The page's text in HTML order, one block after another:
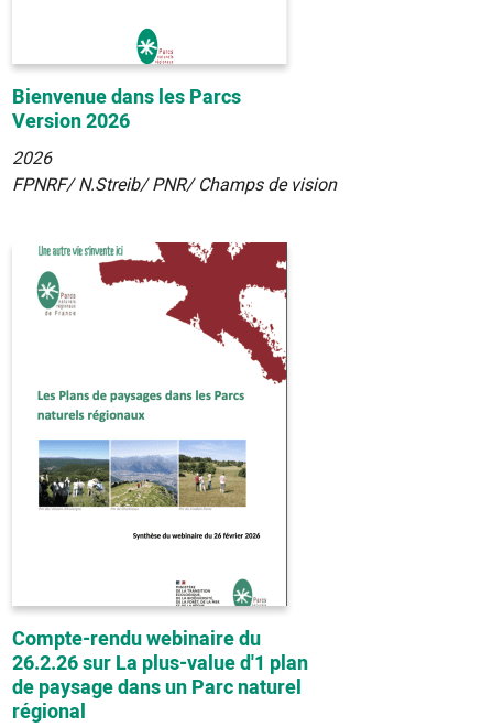
Bienvenue dans les Parcs
Version 2026
2026
FPNRF/ N.Streib/ PNR/ Champs de vision
Compte-rendu webinaire du
26.2.26 sur La plus-value d'1 plan
de paysage dans un Parc naturel
régional